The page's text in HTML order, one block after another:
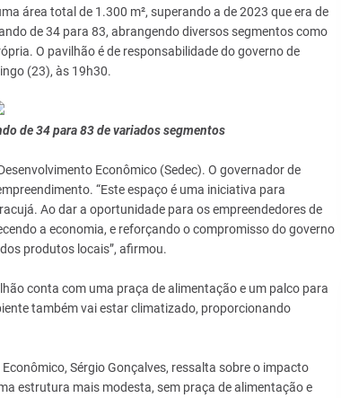
área total de 1.300 m², superando a de 2023 que era de
de 34 para 83, abrangendo diversos segmentos como
O pavilhão é de responsabilidade do governo de
(23), às 19h30.
de 34 para 83 de variados segmentos
Econômico (Sedec). O governador de
“Este espaço é uma iniciativa para
Ao dar a oportunidade para os empreendedores de
a economia, e reforçando o compromisso do governo
produtos locais”, afirmou.
conta com uma praça de alimentação e um palco para
também vai estar climatizado, proporcionando
Sérgio Gonçalves, ressalta sobre o impacto
estrutura mais modesta, sem praça de alimentação e